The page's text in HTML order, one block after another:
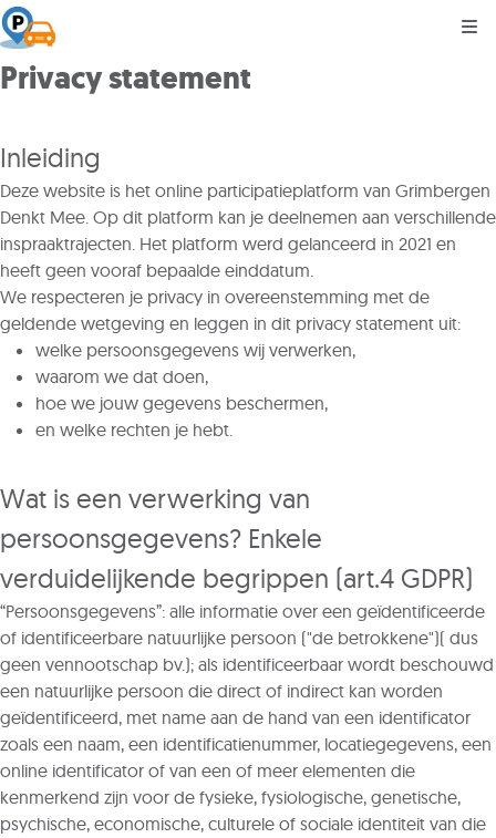
Privacy statement
Inleiding
Deze website is het online participatieplatform van Grimbergen
Denkt Mee. Op dit platform kan je deelnemen aan verschillende
inspraaktrajecten. Het platform werd gelanceerd in 2021 en
heeft geen vooraf bepaalde einddatum.
We respecteren je privacy in overeenstemming met de
geldende wetgeving en leggen in dit privacy statement uit:
welke persoonsgegevens wij verwerken,
waarom we dat doen,
hoe we jouw gegevens beschermen,
en welke rechten je hebt.
Wat is een verwerking van
persoonsgegevens? Enkele
verduidelijkende begrippen (art.4 GDPR)
“Persoonsgegevens”: alle informatie over een geïdentificeerde
of identificeerbare natuurlijke persoon ("de betrokkene")( dus
geen vennootschap bv.); als identificeerbaar wordt beschouwd
een natuurlijke persoon die direct of indirect kan worden
geïdentificeerd, met name aan de hand van een identificator
zoals een naam, een identificatienummer, locatiegegevens, een
online identificator of van een of meer elementen die
kenmerkend zijn voor de fysieke, fysiologische, genetische,
psychische, economische, culturele of sociale identiteit van die